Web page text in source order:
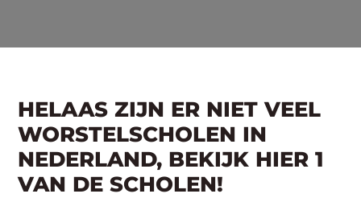
HELAAS ZIJN ER NIET VEEL
WORSTELSCHOLEN IN
NEDERLAND, BEKIJK HIER 1
VAN DE SCHOLEN!